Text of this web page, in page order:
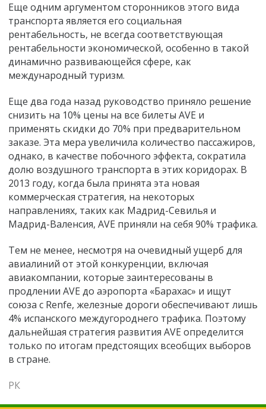
Еще одним аргументом сторонников этого вида
транспорта является его социальная
рентабельность, не всегда соответствующая
рентабельности экономической, особенно в такой
динамично развивающейся сфере, как
международный туризм.
Еще два года назад руководство приняло решение
снизить на 10% цены на все билеты AVE и
применять скидки до 70% при предварительном
заказе. Эта мера увеличила количество пассажиров,
однако, в качестве побочного эффекта, сократила
долю воздушного транспорта в этих коридорах. В
2013 году, когда была принята эта новая
коммерческая стратегия, на некоторых
направлениях, таких как Мадрид-Севилья и
Мадрид-Валенсия, AVE приняли на себя 90% трафика.
Тем не менее, несмотря на очевидный ущерб для
авиалиний от этой конкуренции, включая
авиакомпании, которые заинтересованы в
продлении AVE до аэропорта «Барахас» и ищут
союза с Renfe, железные дороги обеспечивают лишь
4% испанского междугороднего трафика. Поэтому
дальнейшая стратегия развития AVE определится
только по итогам предстоящих всеобщих выборов
в стране.
РК